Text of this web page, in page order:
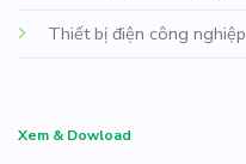
Thiết bị điện công nghiệp
Xem & Dowload